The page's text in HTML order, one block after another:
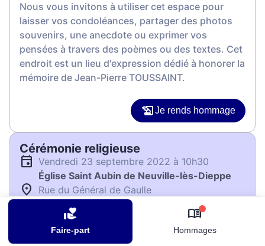
Faire-part Hommages
Nous vous invitons à utiliser cet espace pour
laisser vos condoléances, partager des photos
souvenirs, une anecdote ou exprimer vos
pensées à travers des poèmes ou des textes. Cet
endroit est un lieu d'expression dédié à honorer la
mémoire de Jean-Pierre TOUSSAINT.
Je rends hommage
Cérémonie religieuse
vendredi 23 septembre 2022 à 10h30
Église Saint Aubin de Neuville-lès-Dieppe
Rue du Général de Gaulle
76370 Neuville-lès-Dieppe